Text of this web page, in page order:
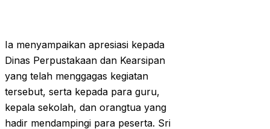
Ia menyampaikan apresiasi kepada
Dinas Perpustakaan dan Kearsipan
yang telah menggagas kegiatan
tersebut, serta kepada para guru,
kepala sekolah, dan orangtua yang
hadir mendampingi para peserta. Sri